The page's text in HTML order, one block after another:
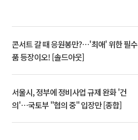
콘서트 갈 때 응원봉만?⋯'최애' 위한 필수
품 등장이오! [솔드아웃]
서울시, 정부에 정비사업 규제 완화 '건
의'⋯국토부 "협의 중" 입장만 [종합]